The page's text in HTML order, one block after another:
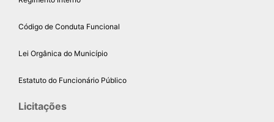
Código de Conduta Funcional
Lei Orgânica do Município
Estatuto do Funcionário Público
Licitações